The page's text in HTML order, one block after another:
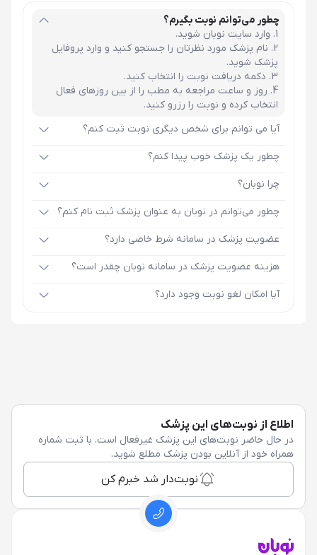
چطور می‌توانم نوبت بگیرم؟
وارد سایت نوبان شوید.
نام پزشک مورد نظرتان را جستجو کنید و وارد پروفایل
پزشک شوید.
دکمه دریافت نوبت را انتخاب کنید.
روز و ساعت مراجعه به مطب را از بین روزهای فعال
انتخاب کرده و نوبت را رزرو کنید.
آیا می توانم برای شخص دیگری نوبت ثبت کنم؟
چطور یک پزشک خوب پیدا کنم؟
چرا نوبان؟
چطور می‌توانم در نوبان به عنوان پزشک ثبت نام کنم؟
عضویت پزشک در سامانه شرط خاصی دارد؟
هزینه عضویت پزشک در سامانه نوبان چقدر است؟
آیا امکان لغو نوبت وجود دارد؟
اطلاع از نوبت‌های این پزشک
در حال حاضر نوبت‌های این پزشک غیرفعال است. با ثبت شماره
همراه خود از آنلاین بودن پزشک مطلع شوید.
نوبت‌دار شد خبرم کن